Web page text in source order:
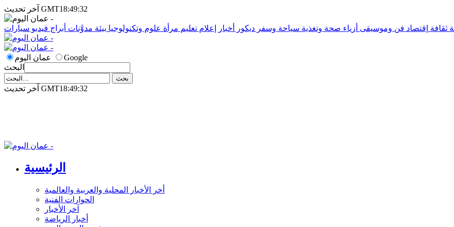
آخر تحديث GMT18:49:32
ثقافة إقتصاد فن وموسيقى أزياء صحة وتغذية سياحة وسفر ديكور أخبار إعلام تعليم مرأة علوم وتكنولوجيا بيئة مدوَّنات أبراج فيديو سيارات
عمان اليوم
Google
البحث
آخر تحديث GMT18:49:32
الرئيسية
أخر الأخبار المحلية والعربية والعالمية
الحوارات الفنية
آخر الأخبار
أخبار الرياضة